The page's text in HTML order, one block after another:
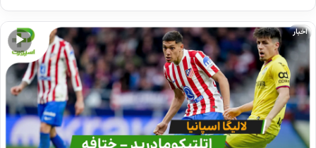
▶
اخبار